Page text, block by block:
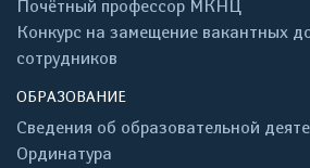
Почётный профессор МКНЦ
Конкурс на замещение вакантных
сотрудников
ОБРАЗОВАНИЕ
Сведения об образовательной
Ординатура